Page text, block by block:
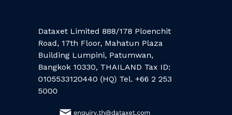
Dataxet Limited 888/178 Ploenchit
Road, 17th Floor, Mahatun Plaza
Building Lumpini, Patumwan,
Bangkok 10330, THAILAND Tax ID:
0105533120440 (HQ) Tel. +66 2 253
5000